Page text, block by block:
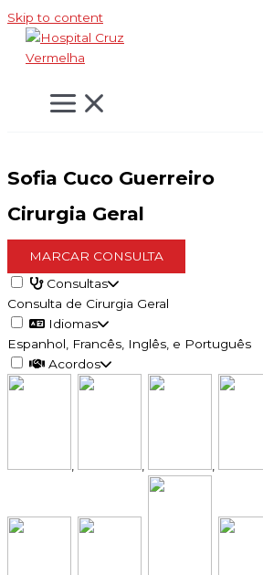
Skip to content
Sofia Cuco Guerreiro
Cirurgia Geral
MARCAR CONSULTA
Consultas
Consulta de Cirurgia Geral
Idiomas
Espanhol, Francês, Inglês, e Português
Acordos